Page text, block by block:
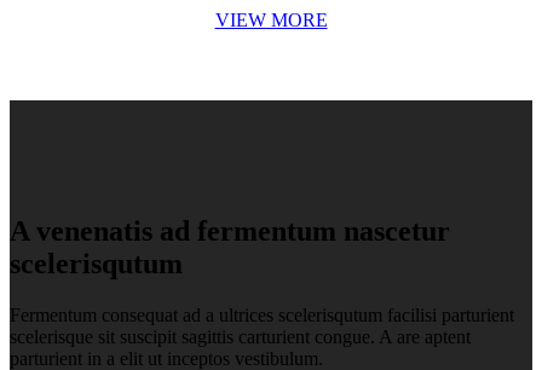
VIEW MORE
A venenatis ad fermentum nascetur
scelerisqutum
Fermentum consequat ad a ultrices scelerisqutum facilisi parturient
scelerisque sit suscipit sagittis carturient congue. A are aptent
parturient in a elit ut inceptos vestibulum.